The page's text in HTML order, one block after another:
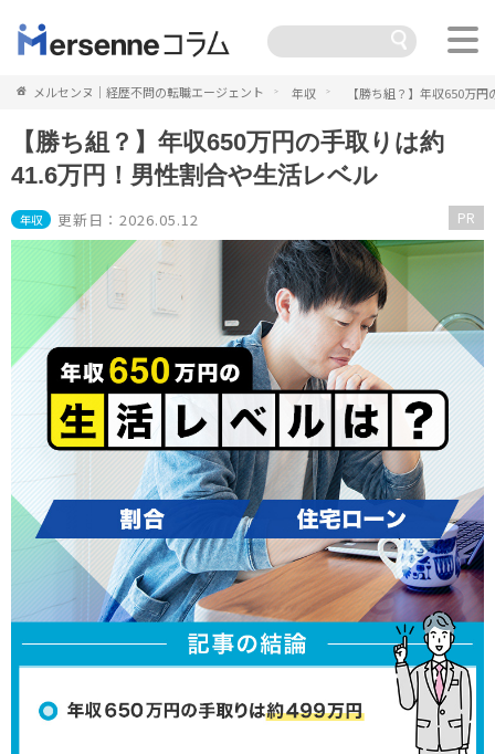
メルセンヌ｜経歴不問の転職エージェント 年収 【勝ち組？】年収650万
【勝ち組？】年収650万円の手取りは約
41.6万円！男性割合や生活レベル
年収 更新日：2026.05.12 PR